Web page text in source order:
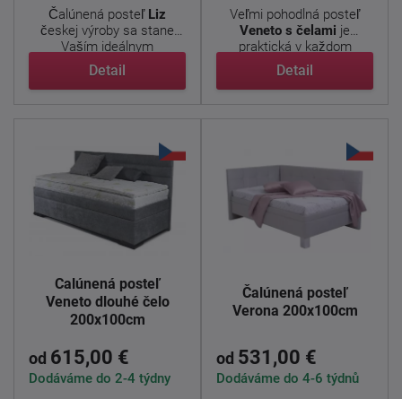
Čalúnená posteľ Liz
českej výroby sa stane
Vaším ideálnym
útočiskom. ...
Detail
Veľmi pohodlná posteľ
Veneto s čelami je
praktická v každom
ohľade. ...
Detail
Čalúnená posteľ
Veneto dlouhé čelo
200x100cm
od 615,00 €
Dodáváme do 2-4 týdny
Čalúnená posteľ
Verona 200x100cm
od 531,00 €
Dodáváme do 4-6 týdnů